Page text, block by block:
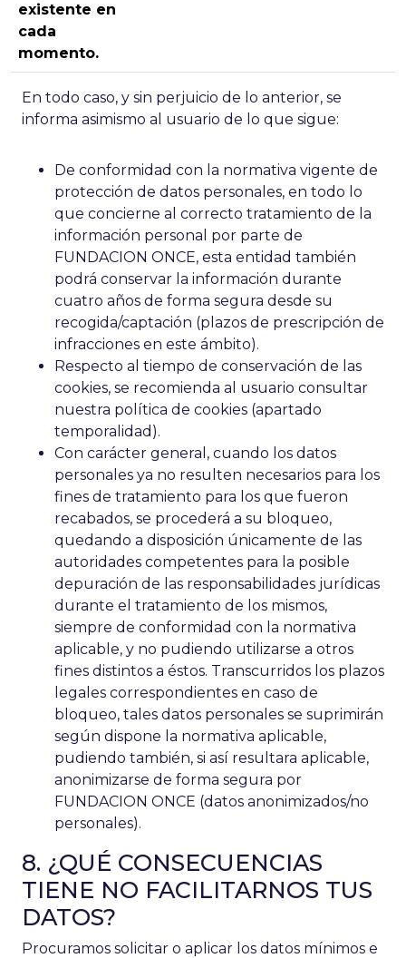
existente en
cada
momento.
En todo caso, y sin perjuicio de lo anterior, se
informa asimismo al usuario de lo que sigue:
De conformidad con la normativa vigente de
protección de datos personales, en todo lo
que concierne al correcto tratamiento de la
información personal por parte de
FUNDACION ONCE, esta entidad también
podrá conservar la información durante
cuatro años de forma segura desde su
recogida/captación (plazos de prescripción de
infracciones en este ámbito).
Respecto al tiempo de conservación de las
cookies, se recomienda al usuario consultar
nuestra política de cookies (apartado
temporalidad).
Con carácter general, cuando los datos
personales ya no resulten necesarios para los
fines de tratamiento para los que fueron
recabados, se procederá a su bloqueo,
quedando a disposición únicamente de las
autoridades competentes para la posible
depuración de las responsabilidades jurídicas
durante el tratamiento de los mismos,
siempre de conformidad con la normativa
aplicable, y no pudiendo utilizarse a otros
fines distintos a éstos. Transcurridos los plazos
legales correspondientes en caso de
bloqueo, tales datos personales se suprimirán
según dispone la normativa aplicable,
pudiendo también, si así resultara aplicable,
anonimizarse de forma segura por
FUNDACION ONCE (datos anonimizados/no
personales).
8. ¿QUÉ CONSECUENCIAS
TIENE NO FACILITARNOS TUS
DATOS?
Procuramos solicitar o aplicar los datos mínimos e